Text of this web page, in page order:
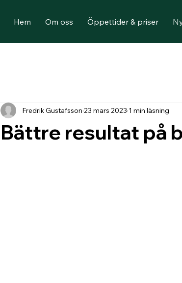
Hem Om oss Öppettider & priser
Bättre resultat på
Fredrik Gustafsson 23 mars 2023 1 min läsning